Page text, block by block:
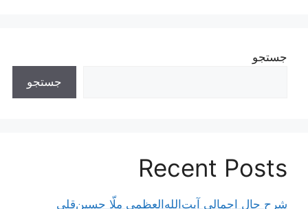
جستجو
جستجو
Recent Posts
شرح حال اجمالی آیت‌الله‌العظمی ملّا حسین‌قلی